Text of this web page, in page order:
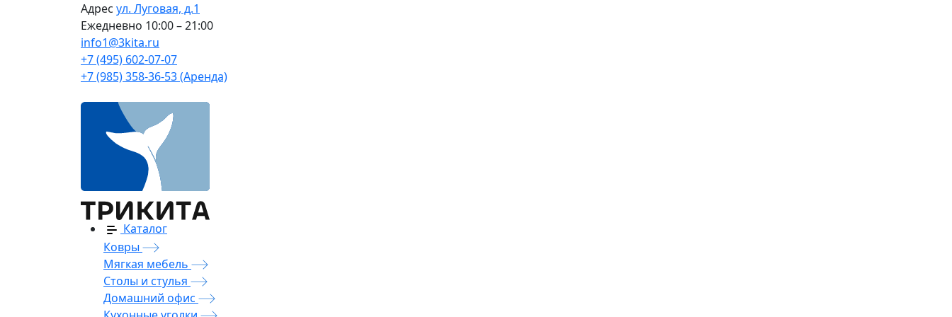
Адрес ул. Луговая, д.1
Ежедневно 10:00 – 21:00
info1@3kita.ru
+7 (495) 602-07-07
+7 (985) 358-36-53 (Аренда)
Каталог
Ковры
Мягкая мебель
Столы и стулья
Домашний офис